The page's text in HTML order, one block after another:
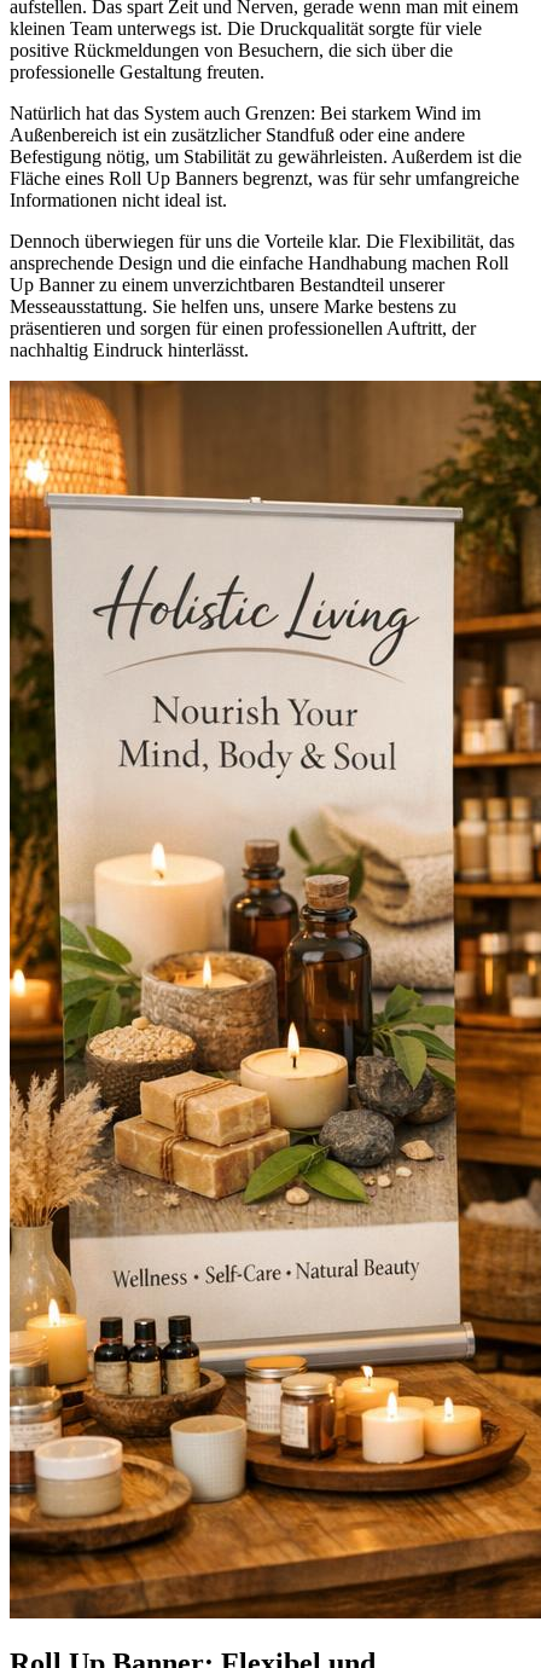
aufstellen. Das spart Zeit und Nerven, gerade wenn man mit einem
kleinen Team unterwegs ist. Die Druckqualität sorgte für viele
positive Rückmeldungen von Besuchern, die sich über die
professionelle Gestaltung freuten.
Natürlich hat das System auch Grenzen: Bei starkem Wind im
Außenbereich ist ein zusätzlicher Standfuß oder eine andere
Befestigung nötig, um Stabilität zu gewährleisten. Außerdem ist die
Fläche eines Roll Up Banners begrenzt, was für sehr umfangreiche
Informationen nicht ideal ist.
Dennoch überwiegen für uns die Vorteile klar. Die Flexibilität, das
ansprechende Design und die einfache Handhabung machen Roll
Up Banner zu einem unverzichtbaren Bestandteil unserer
Messeausstattung. Sie helfen uns, unsere Marke bestens zu
präsentieren und sorgen für einen professionellen Auftritt, der
nachhaltig Eindruck hinterlässt.